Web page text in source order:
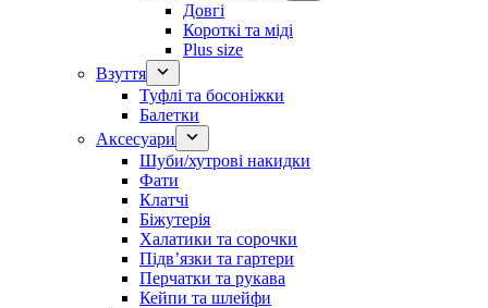
Довгі
Короткі та міді
Plus size
Взуття
Туфлі та босоніжки
Балетки
Аксесуари
Шуби/хутрові накидки
Фати
Клатчі
Біжутерія
Халатики та сорочки
Підвʼязки та гартери
Перчатки та рукава
Кейпи та шлейфи